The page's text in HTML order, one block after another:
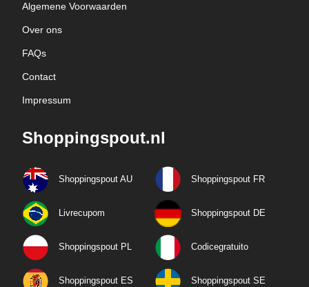
Algemene Voorwaarden
Over ons
FAQs
Contact
Impressum
Shoppingspout.nl
Shoppingspout AU Shoppingspout FR
Livrecupom Shoppingspout DE
Shoppingspout PL Codicegratuito
Shoppingspout ES Shoppingspout SE